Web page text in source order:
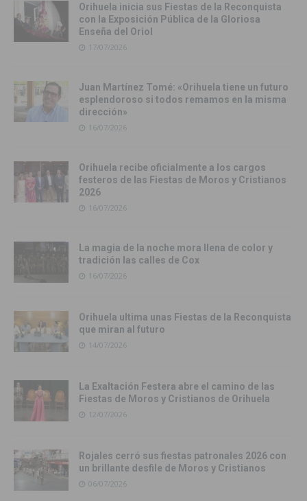
Orihuela inicia sus Fiestas de la Reconquista
con la Exposición Pública de la Gloriosa
Enseña del Oriol
17/07/2026
Juan Martínez Tomé: «Orihuela tiene un futuro
esplendoroso si todos remamos en la misma
dirección»
16/07/2026
Orihuela recibe oficialmente a los cargos
festeros de las Fiestas de Moros y Cristianos
2026
16/07/2026
La magia de la noche mora llena de color y
tradición las calles de Cox
16/07/2026
Orihuela ultima unas Fiestas de la Reconquista
que miran al futuro
14/07/2026
La Exaltación Festera abre el camino de las
Fiestas de Moros y Cristianos de Orihuela
12/07/2026
Rojales cerró sus fiestas patronales 2026 con
un brillante desfile de Moros y Cristianos
06/07/2026